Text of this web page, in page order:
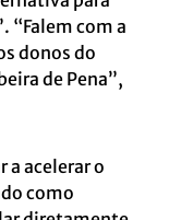
“Falem com a
donos do
de Pena”,
a acelerar o
como